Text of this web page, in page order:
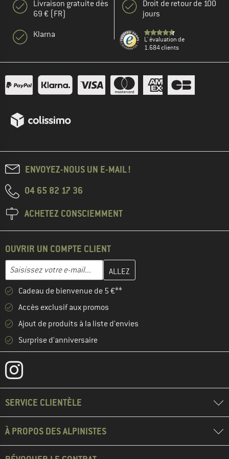
Livraison gratuite dès
69 € (FR)
Klarna
Droit de retour de 100
jours
L' évaluation de
1.684 clients
ENVOYEZ-NOUS UN E-MAIL !
04 65 82 17 36
ACHETEZ CONSCIEMMENT
OUVRIR UN COMPTE CLIENT
Adresse e-mail
Entrez votre adresse e-mail ici et créez votre compte client à la
Cadeau de bienvenue de 5 €**
Accès exclusif aux promos
Ajout de produits à la liste d'envies
Surprise d'anniversaire
SERVICE CLIENTÈLE
À PROPOS DES ALPINISTES